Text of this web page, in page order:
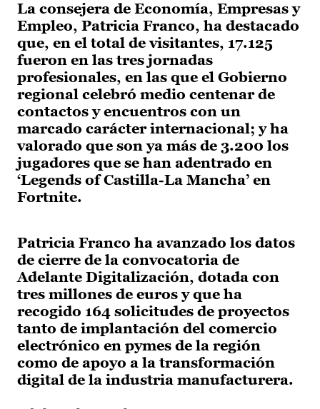
La consejera de Economía, Empresas y
Empleo, Patricia Franco, ha destacado
que, en el total de visitantes, 17.125
fueron en las tres jornadas
profesionales, en las que el Gobierno
regional celebró medio centenar de
contactos y encuentros con un
marcado carácter internacional; y ha
valorado que son ya más de 3.200 los
jugadores que se han adentrado en
‘Legends of Castilla-La Mancha’ en
Fortnite.
Patricia Franco ha avanzado los datos
de cierre de la convocatoria de
Adelante Digitalización, dotada con
tres millones de euros y que ha
recogido 164 solicitudes de proyectos
tanto de implantación del comercio
electrónico en pymes de la región
como de apoyo a la transformación
digital de la industria manufacturera.